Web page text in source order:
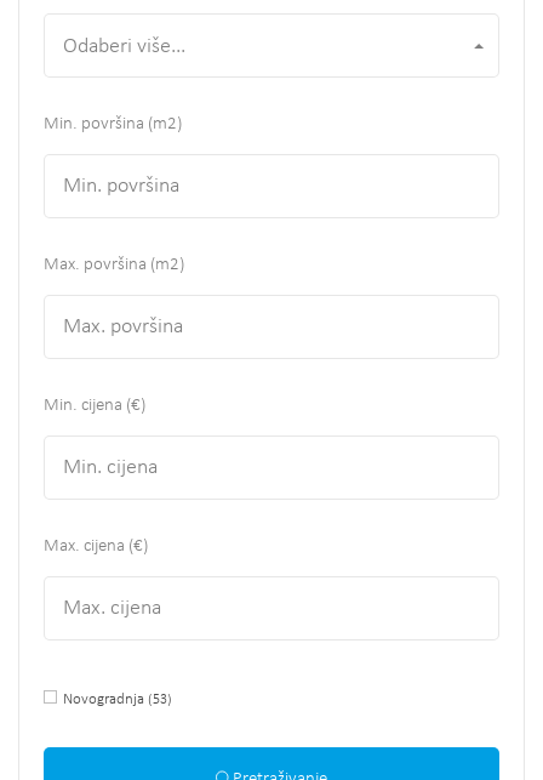
Odaberi više...
Min. površina (m2)
Max. površina (m2)
Min. cijena (€)
Max. cijena (€)
Novogradnja (53)